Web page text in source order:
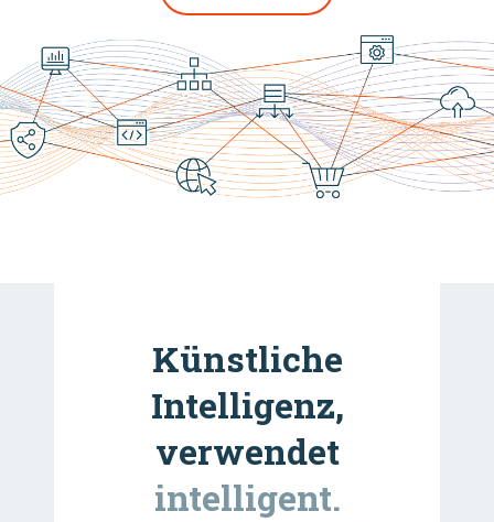
Künstliche
Intelligenz,
verwendet
intelligent.